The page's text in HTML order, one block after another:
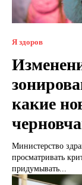
Я здоров
какие
Министерство
просматривать
придумывать...